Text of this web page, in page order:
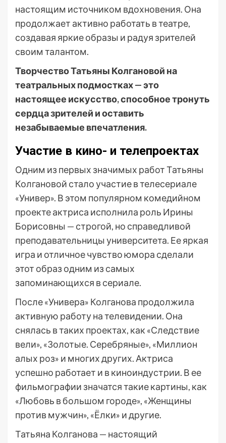
настоящим источником вдохновения. Она
продолжает активно работать в театре,
создавая яркие образы и радуя зрителей
своим талантом.
Творчество Татьяны Колгановой на
театральных подмостках — это
настоящее искусство, способное тронуть
сердца зрителей и оставить
незабываемые впечатления.
Участие в кино- и телепроектах
Одним из первых значимых работ Татьяны
Колгановой стало участие в телесериале
«Универ». В этом популярном комедийном
проекте актриса исполнила роль Ирины
Борисовны — строгой, но справедливой
преподавательницы университета. Ее яркая
игра и отличное чувство юмора сделали
этот образ одним из самых
запоминающихся в сериале.
После «Универа» Колганова продолжила
активную работу на телевидении. Она
снялась в таких проектах, как «Следствие
вели», «Золотые. Серебряные», «Миллион
алых роз» и многих других. Актриса
успешно работает и в киноиндустрии. В ее
фильмографии значатся такие картины, как
«Любовь в большом городе», «Женщины
против мужчин», «Ёлки» и другие.
Татьяна Колганова — настоящий